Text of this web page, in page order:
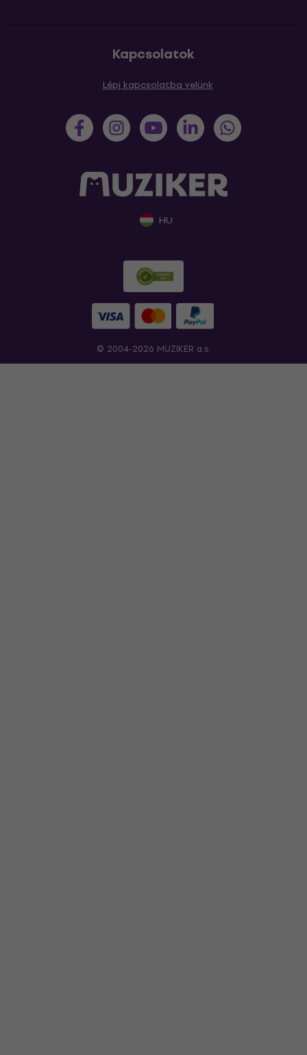
Kapcsolatok
Lépj kapcsolatba velünk
HU
© 2004-2026 MUZIKER a.s.